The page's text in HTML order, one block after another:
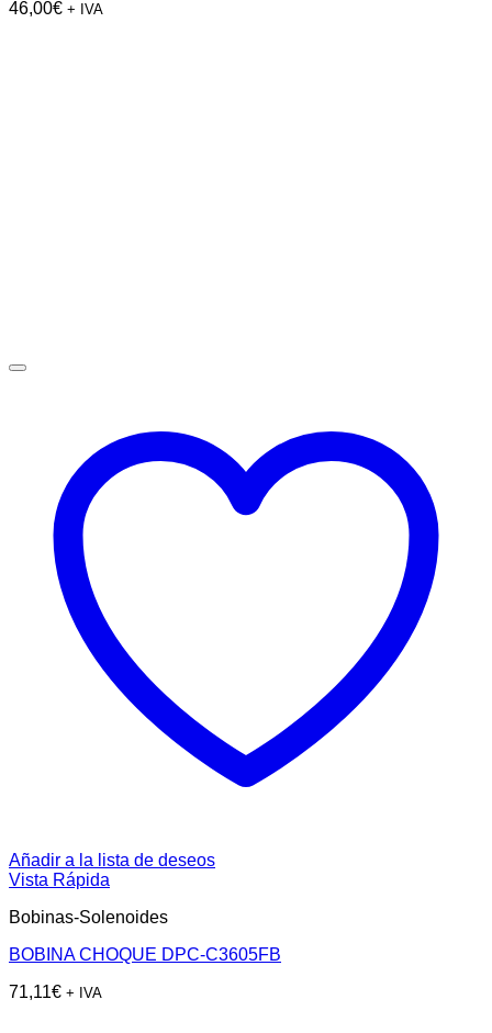
46,00€ + IVA
Añadir a la lista de deseos
Vista Rápida
Bobinas-Solenoides
BOBINA CHOQUE DPC-C3605FB
71,11€ + IVA